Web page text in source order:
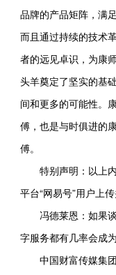
品牌的产品矩阵，满
而且通过持续的技术
者的远见卓识，为康
头羊奠定了坚实的基
间和更多的可能性。
傅，也是与时俱进的
傅。
特别声明：以上内
平台“网易号”用户上
冯德莱恩：如果谈
字服务都有几率会成
中国财富传媒集团